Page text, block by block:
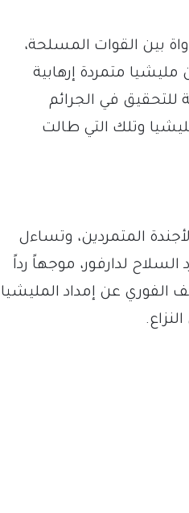
بين القوات المسلحة،
متمردة إرهابية
للتحقيق في الجرائم
وتلك التي طالت
المتمردين، وتساءل
لدارفور، موجهاً رداً
الفوري عن إمداد المليشيا